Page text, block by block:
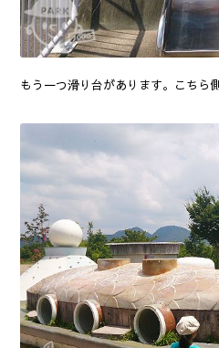
もう一つ滑り台があります。こちら